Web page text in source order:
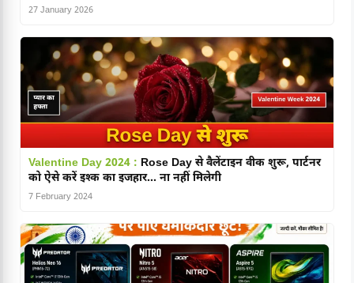
27 January 2026
Valentine Day 2024 : Rose Day से वैलेंटाइन वीक शुरू, पार्टनर
को ऐसे करें इश्क का इजहार… ना नहीं मिलेगी
7 February 2024